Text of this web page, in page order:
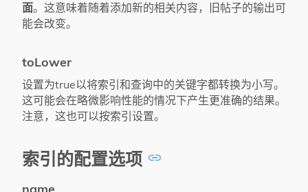
面。这意味着随着添加新的相关内容，旧帖子的输出可
能会改变。
toLower
设置为true以将索引和查询中的关键字都转换为小写。
这可能会在略微影响性能的情况下产生更准确的结果。
注意，这也可以按索引设置。
索引的配置选项
name